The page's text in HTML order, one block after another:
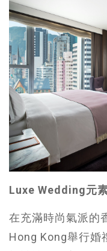
Luxe Wedding元
在充滿時尚氣派的
Hong Kong舉行婚